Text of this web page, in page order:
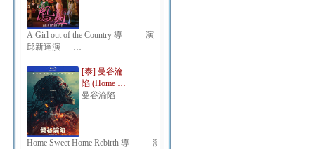
A Girl out of the Country 導 演：
邱新達演 …
[泰] 曼谷淪
陷 (Home …
曼谷淪陷
Home Sweet Home Rebirth 導 演：